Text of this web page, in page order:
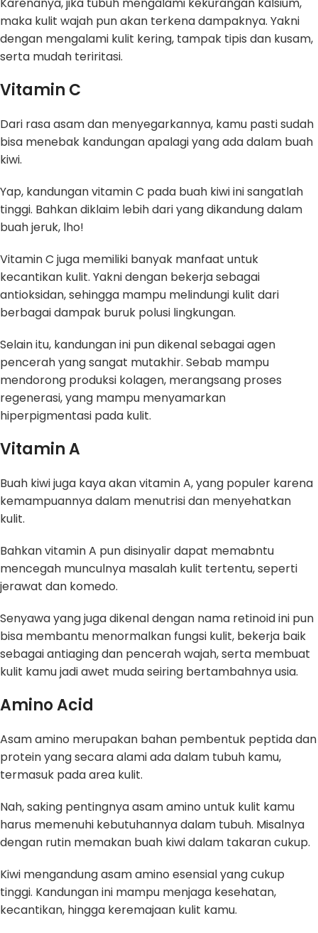
Karenanya, jika tubuh mengalami kekurangan kalsium,
maka kulit wajah pun akan terkena dampaknya. Yakni
dengan mengalami kulit kering, tampak tipis dan kusam,
serta mudah teriritasi.
Vitamin C
Dari rasa asam dan menyegarkannya, kamu pasti sudah
bisa menebak kandungan apalagi yang ada dalam buah
kiwi.
Yap, kandungan vitamin C pada buah kiwi ini sangatlah
tinggi. Bahkan diklaim lebih dari yang dikandung dalam
buah jeruk, lho!
Vitamin C juga memiliki banyak manfaat untuk
kecantikan kulit. Yakni dengan bekerja sebagai
antioksidan, sehingga mampu melindungi kulit dari
berbagai dampak buruk polusi lingkungan.
Selain itu, kandungan ini pun dikenal sebagai agen
pencerah yang sangat mutakhir. Sebab mampu
mendorong produksi kolagen, merangsang proses
regenerasi, yang mampu menyamarkan
hiperpigmentasi pada kulit.
Vitamin A
Buah kiwi juga kaya akan vitamin A, yang populer karena
kemampuannya dalam menutrisi dan menyehatkan
kulit.
Bahkan vitamin A pun disinyalir dapat memabntu
mencegah munculnya masalah kulit tertentu, seperti
jerawat dan komedo.
Senyawa yang juga dikenal dengan nama retinoid ini pun
bisa membantu menormalkan fungsi kulit, bekerja baik
sebagai antiaging dan pencerah wajah, serta membuat
kulit kamu jadi awet muda seiring bertambahnya usia.
Amino Acid
Asam amino merupakan bahan pembentuk peptida dan
protein yang secara alami ada dalam tubuh kamu,
termasuk pada area kulit.
Nah, saking pentingnya asam amino untuk kulit kamu
harus memenuhi kebutuhannya dalam tubuh. Misalnya
dengan rutin memakan buah kiwi dalam takaran cukup.
Kiwi mengandung asam amino esensial yang cukup
tinggi. Kandungan ini mampu menjaga kesehatan,
kecantikan, hingga keremajaan kulit kamu.